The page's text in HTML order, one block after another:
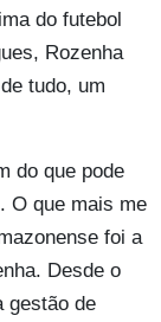
do futebol
Rozenha
tudo, um
do que pode
O que mais me
foi a
Desde o
gestão de